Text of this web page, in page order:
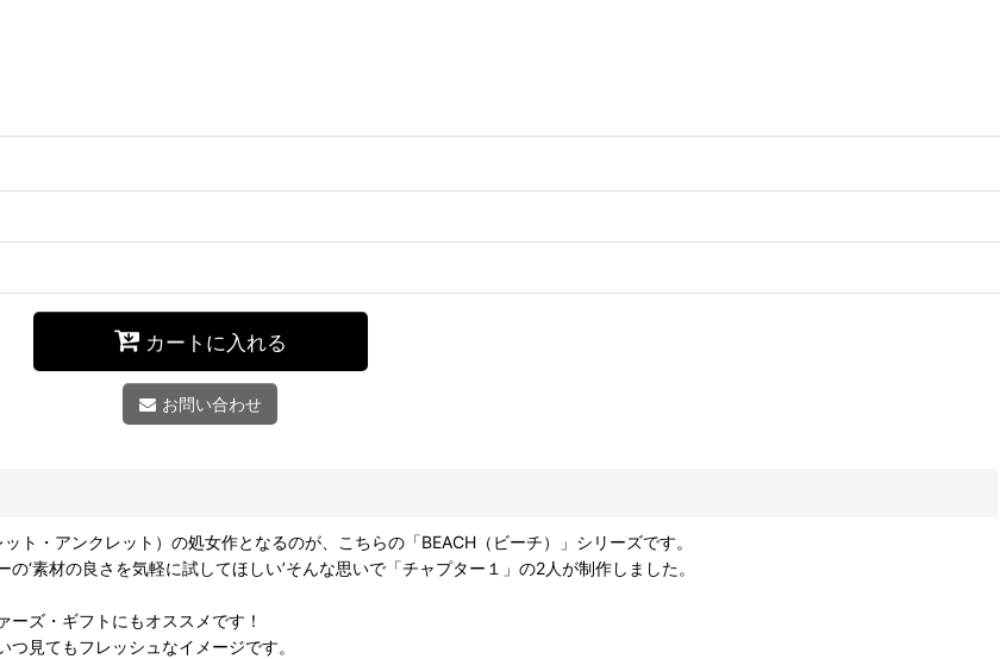
カートに入れる
お問い合わせ
ト・アンクレット）の処女作となるのが、こちらの「BEACH（ビーチ）」シリーズです。
‘素材の良さを気軽に試してほしい’そんな思いで「チャプター１」の2人が制作しました。
ズ・ギフトにもオススメです！
見てもフレッシュなイメージです。